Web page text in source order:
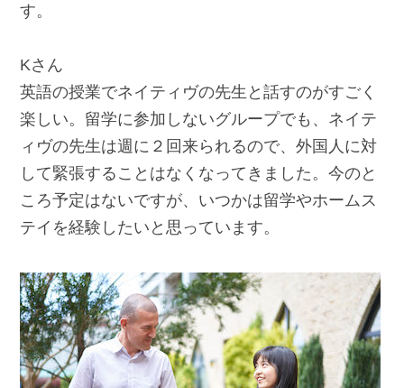
す。
Kさん
英語の授業でネイティヴの先生と話すのがすごく
楽しい。留学に参加しないグループでも、ネイテ
ィヴの先生は週に２回来られるので、外国人に対
して緊張することはなくなってきました。今のと
ころ予定はないですが、いつかは留学やホームス
テイを経験したいと思っています。